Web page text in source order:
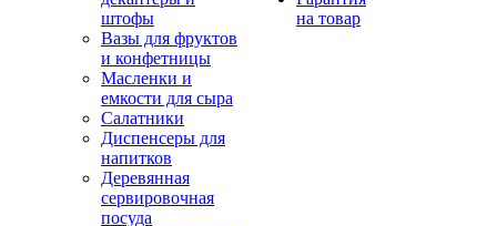
штофы
Вазы для фруктов
и конфетницы
Масленки и
емкости для сыра
Салатники
Диспенсеры для
напитков
Деревянная
сервировочная
посуда
на товар